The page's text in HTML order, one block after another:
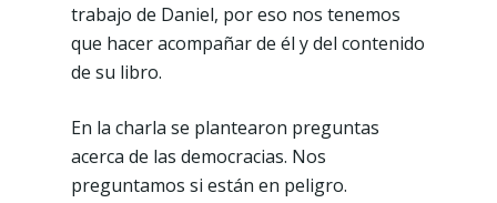
trabajo de Daniel, por eso nos tenemos
que hacer acompañar de él y del contenido
de su libro.
En la charla se plantearon preguntas
acerca de las democracias. Nos
preguntamos si están en peligro.